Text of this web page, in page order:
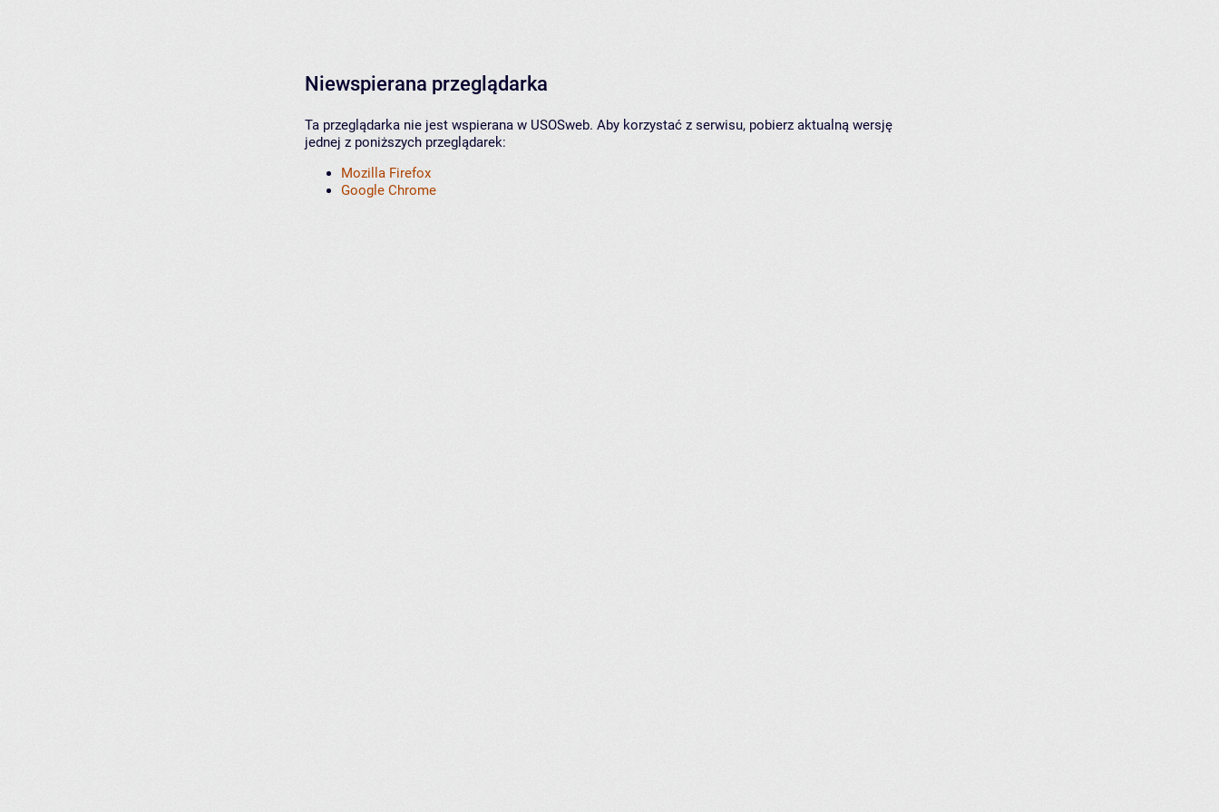
Niewspierana przeglądarka
Ta przeglądarka nie jest wspierana w USOSweb. Aby korzystać z serwisu, pobierz aktualną wersję
jednej z poniższych przeglądarek:
Mozilla Firefox
Google Chrome